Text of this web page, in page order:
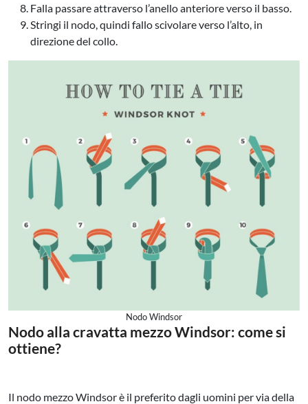
Falla passare attraverso l’anello anteriore verso il basso.
Stringi il nodo, quindi fallo scivolare verso l’alto, in
direzione del collo.
Nodo Windsor
Nodo alla cravatta mezzo Windsor: come si
ottiene?
Il nodo mezzo Windsor è il preferito dagli uomini per via della